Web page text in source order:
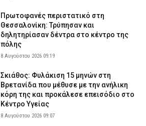
Πρωτοφανές περιστατικό στη
Θεσσαλονίκη: Τρύπησαν και
δηλητηρίασαν δέντρα στο κέντρο της
πόλης
8 Αυγούστου 2026 09:19
Σκιάθος: Φυλάκιση 15 μηνών στη
Βρετανίδα που μέθυσε με την ανήλικη
κόρη της και προκάλεσε επεισόδιο στο
Κέντρο Υγείας
8 Αυγούστου 2026 09:07